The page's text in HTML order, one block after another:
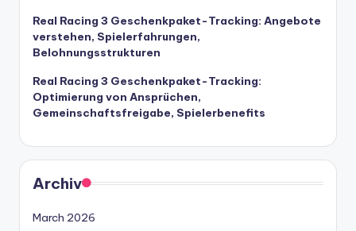
Real Racing 3 Geschenkpaket-Tracking: Angebote
verstehen, Spielerfahrungen,
Belohnungsstrukturen
Real Racing 3 Geschenkpaket-Tracking:
Optimierung von Ansprüchen,
Gemeinschaftsfreigabe, Spielerbenefits
Archiv
March 2026